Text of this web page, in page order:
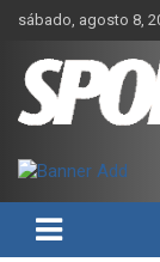
Skip
content
sábado, agosto 8,
Revista
Sport
rendimiento,